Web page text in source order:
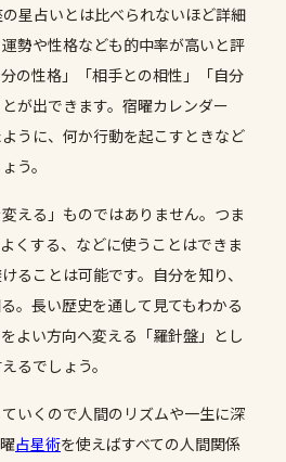
星占いとは比べられないほど詳細
勢や性格なども的中率が高いと評
の性格」「相手との相性」「自分
が出できます。宿曜カレンダー
うに、何か行動を起こすときなど
う。
える」ものではありません。つま
くする、などに使うことはできま
ることは可能です。自分を知り、
。長い歴史を通して見てもわかる
よい方向へ変える「羅針盤」とし
るでしょう。
いくので人間のリズムや一生に深
占星術を使えばすべての人間関係